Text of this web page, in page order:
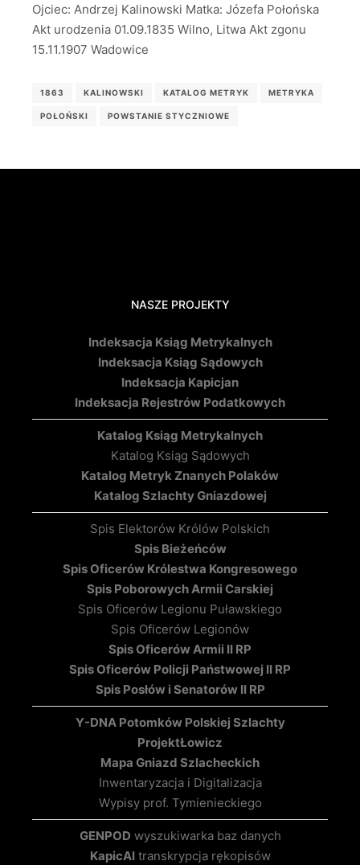
Ojciec: Andrzej Kalinowski Matka: Józefa Połońska
Akt urodzenia 01.09.1835 Wilno, Litwa Akt zgonu
15.11.1907 Wadowice
1863 KALINOWSKI KATALOG METRYK METRYKA
POŁOŃSKI POWSTANIE STYCZNIOWE
NASZE PROJEKTY
Indeksacja Ksiąg Metrykalnych
Indeksacja Ksiąg Sądowych
Indeksacja Kapicjan
Indeksacja Rejestrów Podatkowych
Katalog Ksiąg Metrykalnych
Katalog Ksiąg Sądowych
Katalog Metryk Znanych Polaków
Katalog Szlachty Gniazdowej
Spis Elektorów Królów Polskich
Spis Bieżeńców
Spis Oficerów Królestwa Kongresowego
Spis Poborowych Armii Carskiej
Spis Oficerów Legionu Puławskiego
Spis Oficerów Legionów
Spis Oficerów Armii II RP
Spis Oficerów Policji Państwowej II RP
Spis Posłów i Senatorów II RP
Y-DNA Potomków Polskiej Szlachty
ProjektŁowicz
Mapa Gniazd Szlacheckich
Inwentaryzacja i Digitalizacja
Wypisy prof. Tymienieckiego
GENPOD wyszukiwarka baz danych
KapicAItranskrypcja rękopisów